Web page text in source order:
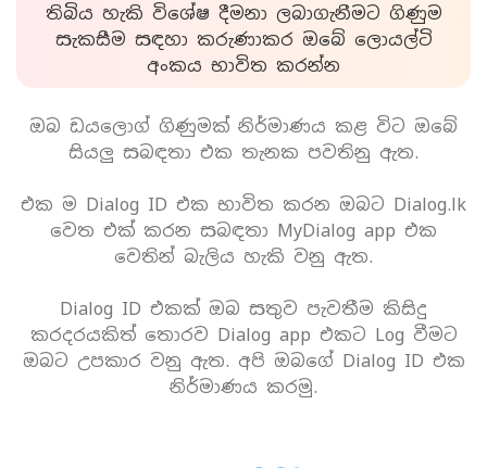
තිබිය හැකි විශේෂ දීමනා ලබාගැනීමට ගිණුම
සැකසීම සඳහා කරුණාකර ඔබේ ලොයල්ටි
අංකය භාවිත කරන්න
ඔබ ඩයලොග් ගිණුමක් නිර්මාණය කළ විට ඔබේ
සියලු සබඳතා එක තැනක පවතිනු ඇත.
එක ම Dialog ID එක භාවිත කරන ඔබට Dialog.lk
වෙත එක් කරන සබඳතා MyDialog app එක
වෙතින් බැලිය හැකි වනු ඇත.
Dialog ID එකක් ඔබ සතුව පැවතීම කිසිදු
කරදරයකිත් තොරව Dialog app එකට Log වීමට
ඔබට උපකාර වනු ඇත. අපි ඔබගේ Dialog ID එක
නිර්මාණය කරමු.